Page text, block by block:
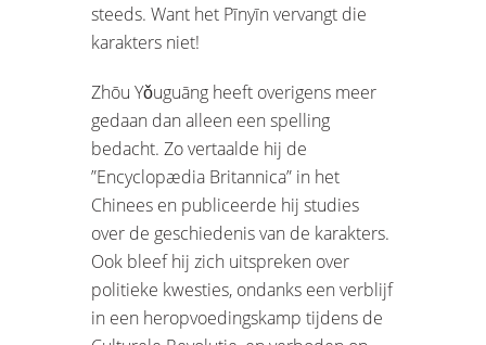
steeds. Want het Pīnyīn vervangt die
karakters niet!
Zhōu Yǒuguāng heeft overigens meer
gedaan dan alleen een spelling
bedacht. Zo vertaalde hij de
”Encyclopædia Britannica” in het
Chinees en publiceerde hij studies
over de geschiedenis van de karakters.
Ook bleef hij zich uitspreken over
politieke kwesties, ondanks een verblijf
in een heropvoedingskamp tijdens de